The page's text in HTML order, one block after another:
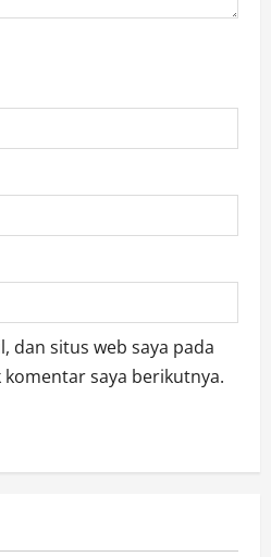
dan situs web saya pada
saya berikutnya.